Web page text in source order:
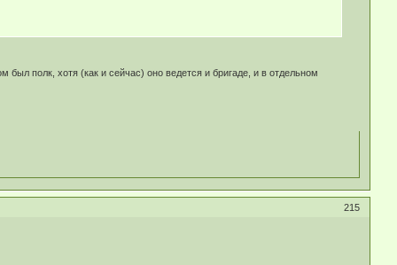
полк, хотя (как и сейчас) оно ведется и бригаде, и в отдельном
215